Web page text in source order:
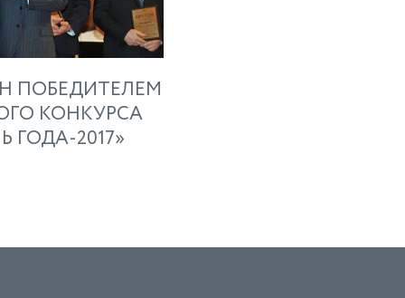
ПОБЕДИТЕЛЕМ
КОНКУРСА
ГОДА-2017»